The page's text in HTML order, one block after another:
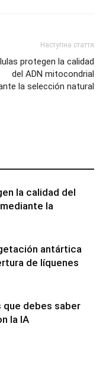
Наступна стаття
protegen la calidad
del ADN mitocondrial
la selección natural
la calidad del
la
antártica
de líquenes
que debes saber
la IA